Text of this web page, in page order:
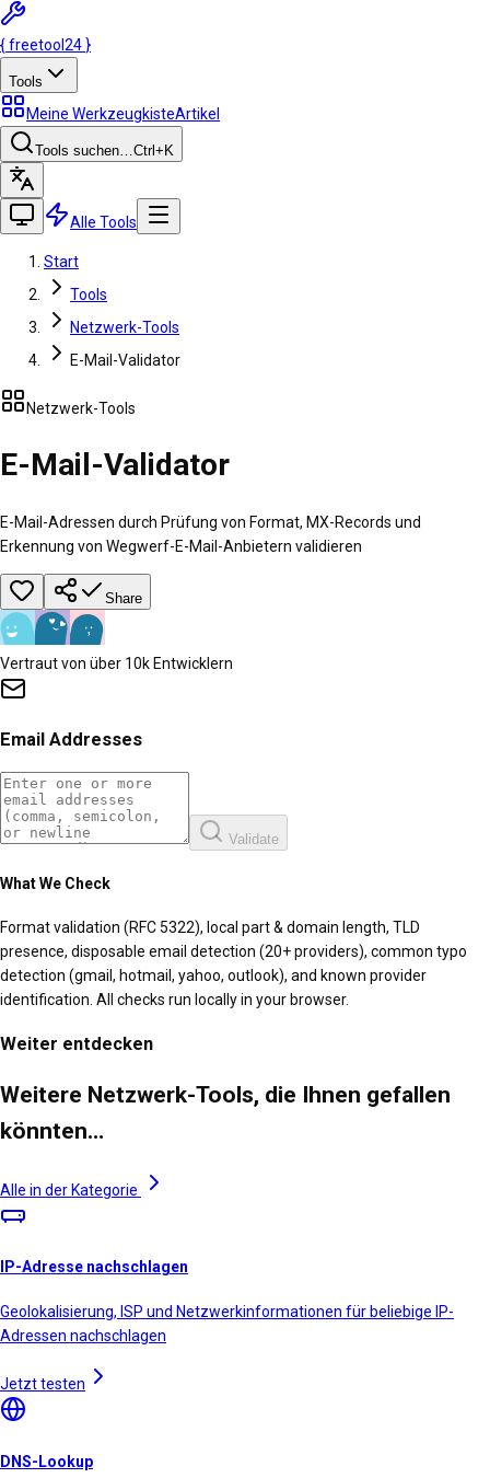
{freetool 24 }
Tools
Meine WerkzeugkisteArtikel
Tools suchen…Ctrl +K
Alle Tools
Start
Tools
Netzwerk-Tools
E-Mail-Validator
Netzwerk-Tools
E-Mail-Validator
E-Mail-Adressen durch Prüfung von Format, MX-Records und
Erkennung von Wegwerf-E-Mail-Anbietern validieren
Share
Vertraut von über 10k Entwicklern
Email Addresses
Validate
What We Check
Format validation (RFC 5322), local part & domain length, TLD
presence, disposable email detection (20+ providers), common typo
detection (gmail, hotmail, yahoo, outlook), and known provider
identification. All checks run locally in your browser.
Weiter entdecken
Weitere Netzwerk-Tools, die Ihnen gefallen
könnten…
Alle in der Kategorie
IP-Adresse nachschlagen
Geolokalisierung, ISP und Netzwerkinformationen für beliebige IP-
Adressen nachschlagen
Jetzt testen
DNS-Lookup